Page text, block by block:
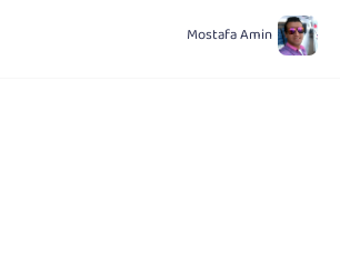
Mostafa Amin